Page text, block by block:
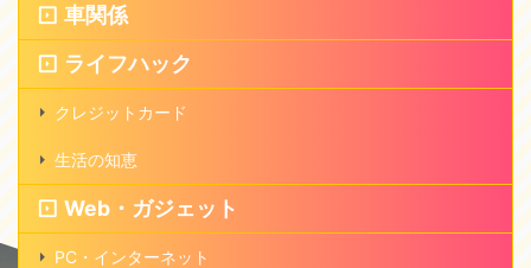
車関係
ライフハック
クレジットカード
生活の知恵
Web・ガジェット
PC・インターネット